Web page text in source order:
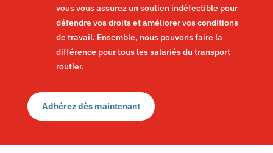
vous vous assurez un soutien indéfectible pour
défendre vos droits et améliorer vos conditions
de travail. Ensemble, nous pouvons faire la
différence pour tous les salariés du transport
routier.
Adhérez dès maintenant